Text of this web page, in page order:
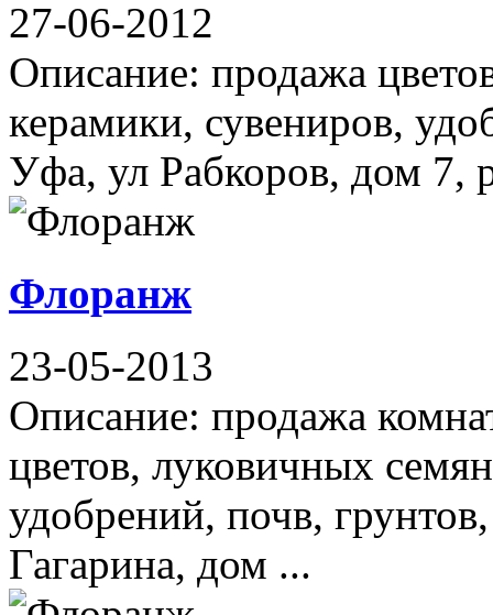
27-06-2012
Описание: продажа
керамики, сувениров,
Уфа, ул Рабкоров, дом 7,
Флоранж
23-05-2013
Описание: продажа
цветов, луковичных
удобрений, почв,
Гагарина, дом ...